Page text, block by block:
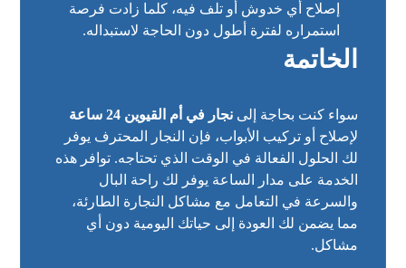
إصلاح أي خدوش أو تلف فيه، كلما زادت فرصة
استمراره لفترة أطول دون الحاجة لاستبداله.
الخاتمة
سواء كنت بحاجة إلىنجار في أم القيوين 24 ساعة
لإصلاح أو تركيب الأبواب، فإن النجار المحترف يوفر
لك الحلول الفعالة في الوقت الذي تحتاجه. توافر هذه
الخدمة على مدار الساعة يوفر لك راحة البال
والسرعة في التعامل مع مشاكل النجارة الطارئة،
مما يضمن لك العودة إلى حياتك اليومية دون أي
مشاكل.